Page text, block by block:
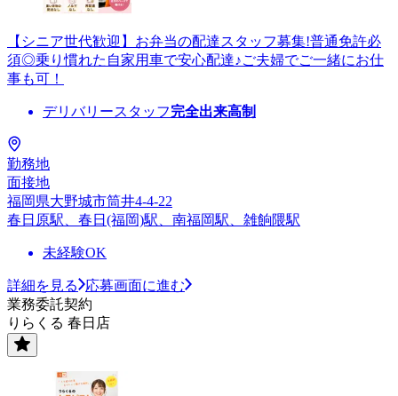
【シニア世代歓迎】お弁当の配達スタッフ募集!普通免許必
須◎乗り慣れた自家用車で安心配達♪ご夫婦でご一緒にお仕
事も可！
デリバリースタッフ完全出来高制
勤務地
面接地
福岡県大野城市筒井4-4-22
春日原駅、春日(福岡)駅、南福岡駅、雑餉隈駅
未経験OK
詳細を見る
応募画面に進む
業務委託契約
りらくる 春日店